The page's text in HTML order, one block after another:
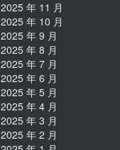
2025 年 11 月
2025 年 10 月
2025 年 9 月
2025 年 8 月
2025 年 7 月
2025 年 6 月
2025 年 5 月
2025 年 4 月
2025 年 3 月
2025 年 2 月